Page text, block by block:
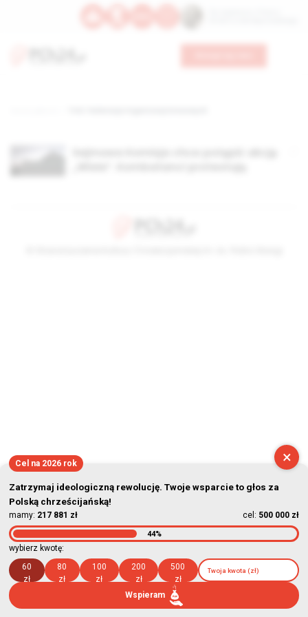
×
Cel na 2026 rok
Zatrzymaj ideologiczną rewolucję. Twoje wsparcie to głos za
Polską chrześcijańską!
mamy: 217 881 zł cel: 500 000 zł
44%
wybierz kwotę:
60
zł
80
zł
100
zł
200
zł
500
zł
Wspieram